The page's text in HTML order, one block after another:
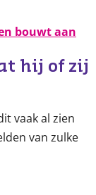
bouwt aan
hij of zij
vaak al zien
van zulke